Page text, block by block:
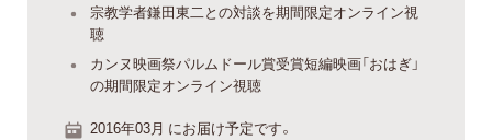
宗教学者鎌田東二との対談を期間限定オンライン視
聴
カンヌ映画祭パルムドール賞受賞短編映画「おはぎ」
の期間限定オンライン視聴
2016年03月 にお届け予定です。